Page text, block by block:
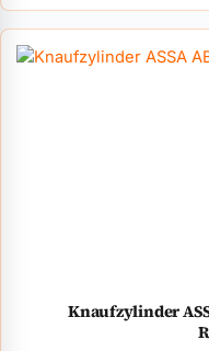
Knaufzylinder